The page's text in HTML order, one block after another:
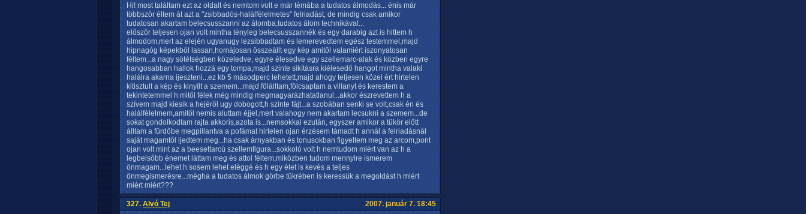
Hi! most találtam ezt az oldalt és nemtom volt e már témába a tudatos álmodás... énis már
többször éltem át azt a "zsibbadós-halálfélelmetes" felriadást, de mindig csak amikor
tudatosan akartam belecsusszanni az álomba,tudatos álom technikával...
először teljesen ojan volt mintha tényleg belecsusszannék és egy darabig azt is hittem h
álmodom,mert az elején ugyanugy lezsibbadtam és lemerevedtem egész testemmel,majd
hipnagóg képekből lassan,homájosan összeállt egy kép amitől valamiért iszonyatosan
féltem...a nagy sötétségben közeledve, egyre élesedve egy szellemarc-alak és közben egyre
hangosabban hallok hozzá egy tompa,majd szinte sikításra kiélesedő hangot mintha valaki
halálra akarna ijeszteni...ez kb 5 másodperc lehetett,majd ahogy teljesen közel ért hirtelen
kitisztult a kép és kinyílt a szemem...majd fölálltam,fölcsaptam a villanyt és kerestem a
tekintetemmel h mitől félek még mindig megmagyarázhatatlanul...akkor észrevettem h a
szívem majd kiesik a hejéről ugy dobogott,h szinte fájt...a szobában senki se volt,csak én és
halálfélelmem,amitől nemis aluttam éjjel,mert valahogy nem akartam lecsukni a szemem...de
sokat gondolkodtam rajta akkoris,azota is...nemsokkal ezután, egyszer amikor a tükör előtt
álltam a fürdőbe megpillantva a pofámat hirtelen ojan érzésem támadt h annál a felriadásnál
saját magamtől ijedtem meg...ha csak árnyakban és tonusokban figyeltem meg az arcom,pont
ojan volt mint az a beesettarcú szellemfigura...sokkoló volt h nemtudom miért van az h a
legbelsőbb énemet láttam meg és attol féltem,miközben tudom mennyire ismerem
önmagam...lehet h sosem lehet eléggé és h egy élet is kevés a teljes
önmegismerésre...mégha a tudatos álmok görbe tükrében is keressük a megoldást h miért
miért miért???
327. Alvó Tej 2007. január 7. 18:45